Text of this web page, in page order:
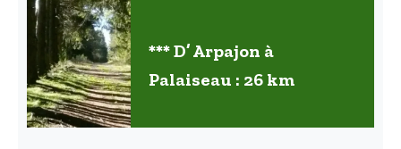
*** D’ Arpajon à
Palaiseau : 26 km